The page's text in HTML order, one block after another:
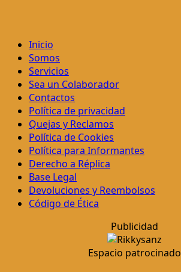
Inicio
Somos
Servicios
Sea un Colaborador
Contactos
Política de privacidad
Quejas y Reclamos
Política de Cookies
Política para Informantes
Derecho a Réplica
Base Legal
Devoluciones y Reembolsos
Código de Ética
Publicidad
Espacio patrocinado